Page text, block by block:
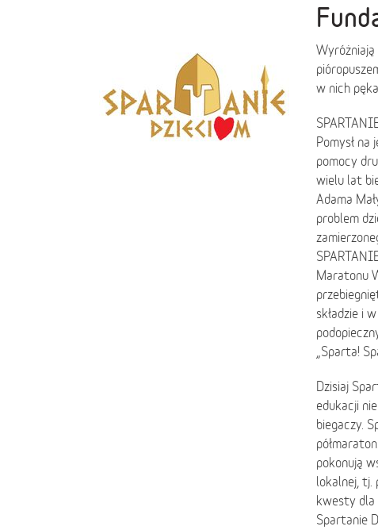
Wyróżniają
w nich
Pomysł
pomocy
wielu lat
Adama
problem
Maratonu
składzie i
„Sparta!
Dzisiaj
edukacji
biegaczy.
pokonują
lokalnej, tj.
kwesty dla
Spartanie